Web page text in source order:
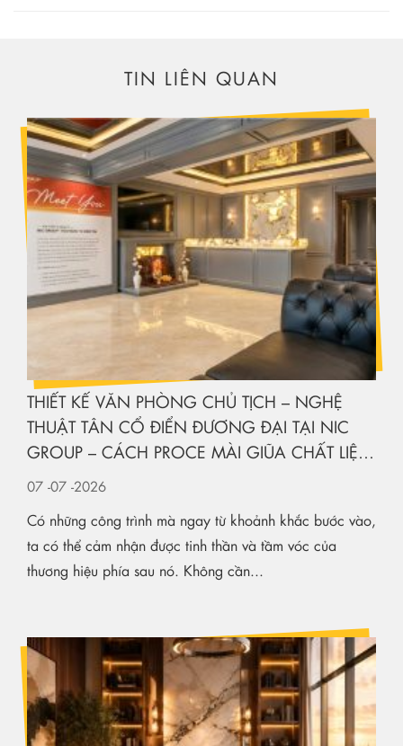
TIN LIÊN QUAN
THIẾT KẾ VĂN PHÒNG CHỦ TỊCH – NGHỆ
THUẬT TÂN CỔ ĐIỂN ĐƯƠNG ĐẠI TẠI NIC
GROUP – CÁCH PROCE MÀI GIŨA CHẤT LIỆU
KIẾN TẠO KHÔNG GIAN HẠNG SANG
07 -07 -2026
Có những công trình mà ngay từ khoảnh khắc bước vào,
ta có thể cảm nhận được tinh thần và tầm vóc của
thương hiệu phía sau nó. Không cần...